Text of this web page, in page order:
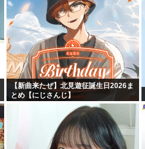
【新曲来たぜ】北見遊征誕生日2026ま
とめ【にじさんじ】